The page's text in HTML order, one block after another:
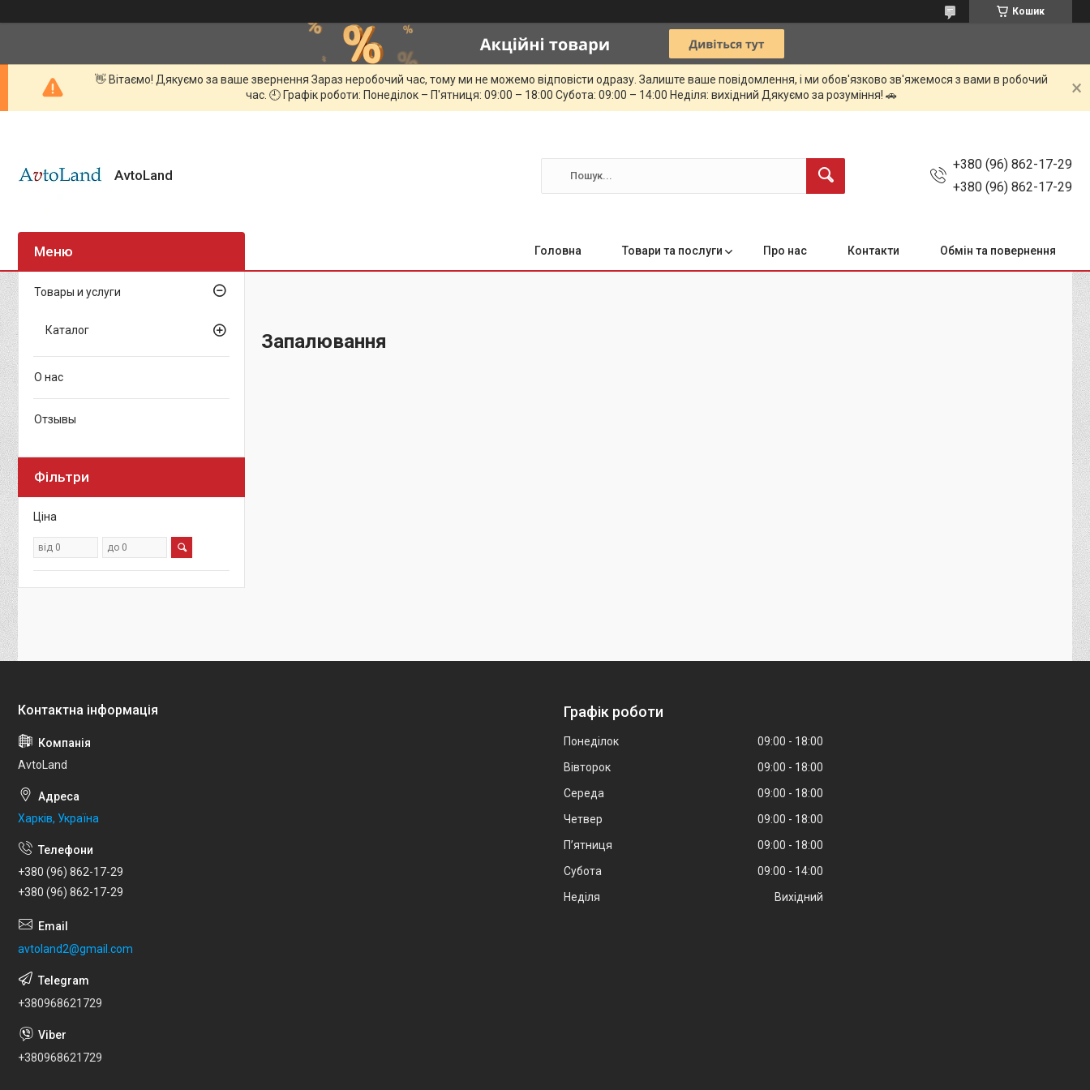
Кошик
👋 Вітаємо! Дякуємо за ваше звернення Зараз неробочий час, тому ми не можемо відповісти одразу. Залиште ваше повідомлення, і ми обов'язково зв'яжемося з вами в робочий
час. 🕘 Графік роботи: Понеділок – П'ятниця: 09:00 – 18:00 Субота: 09:00 – 14:00 Неділя: вихідний Дякуємо за розуміння! 🚗
AvtoLand
+380 (96) 862-17-29
+380 (96) 862-17-29
Головна Товари та послуги Про нас Контакти Обмін та повернення
Запалювання
Товары и услуги
Каталог
О нас
Отзывы
Фільтри
Ціна
AvtoLand
Харків, Україна
+380 (96) 862-17-29
+380 (96) 862-17-29
avtoland2@gmail.com
+380968621729
+380968621729
Графік роботи
Понеділок 09:00
18:00
Вівторок
09:00
18:00
Середа
09:00
18:00
Четвер
09:00
18:00
Пʼятниця
09:00
18:00
Субота
09:00
14:00
Неділя
Вихідний